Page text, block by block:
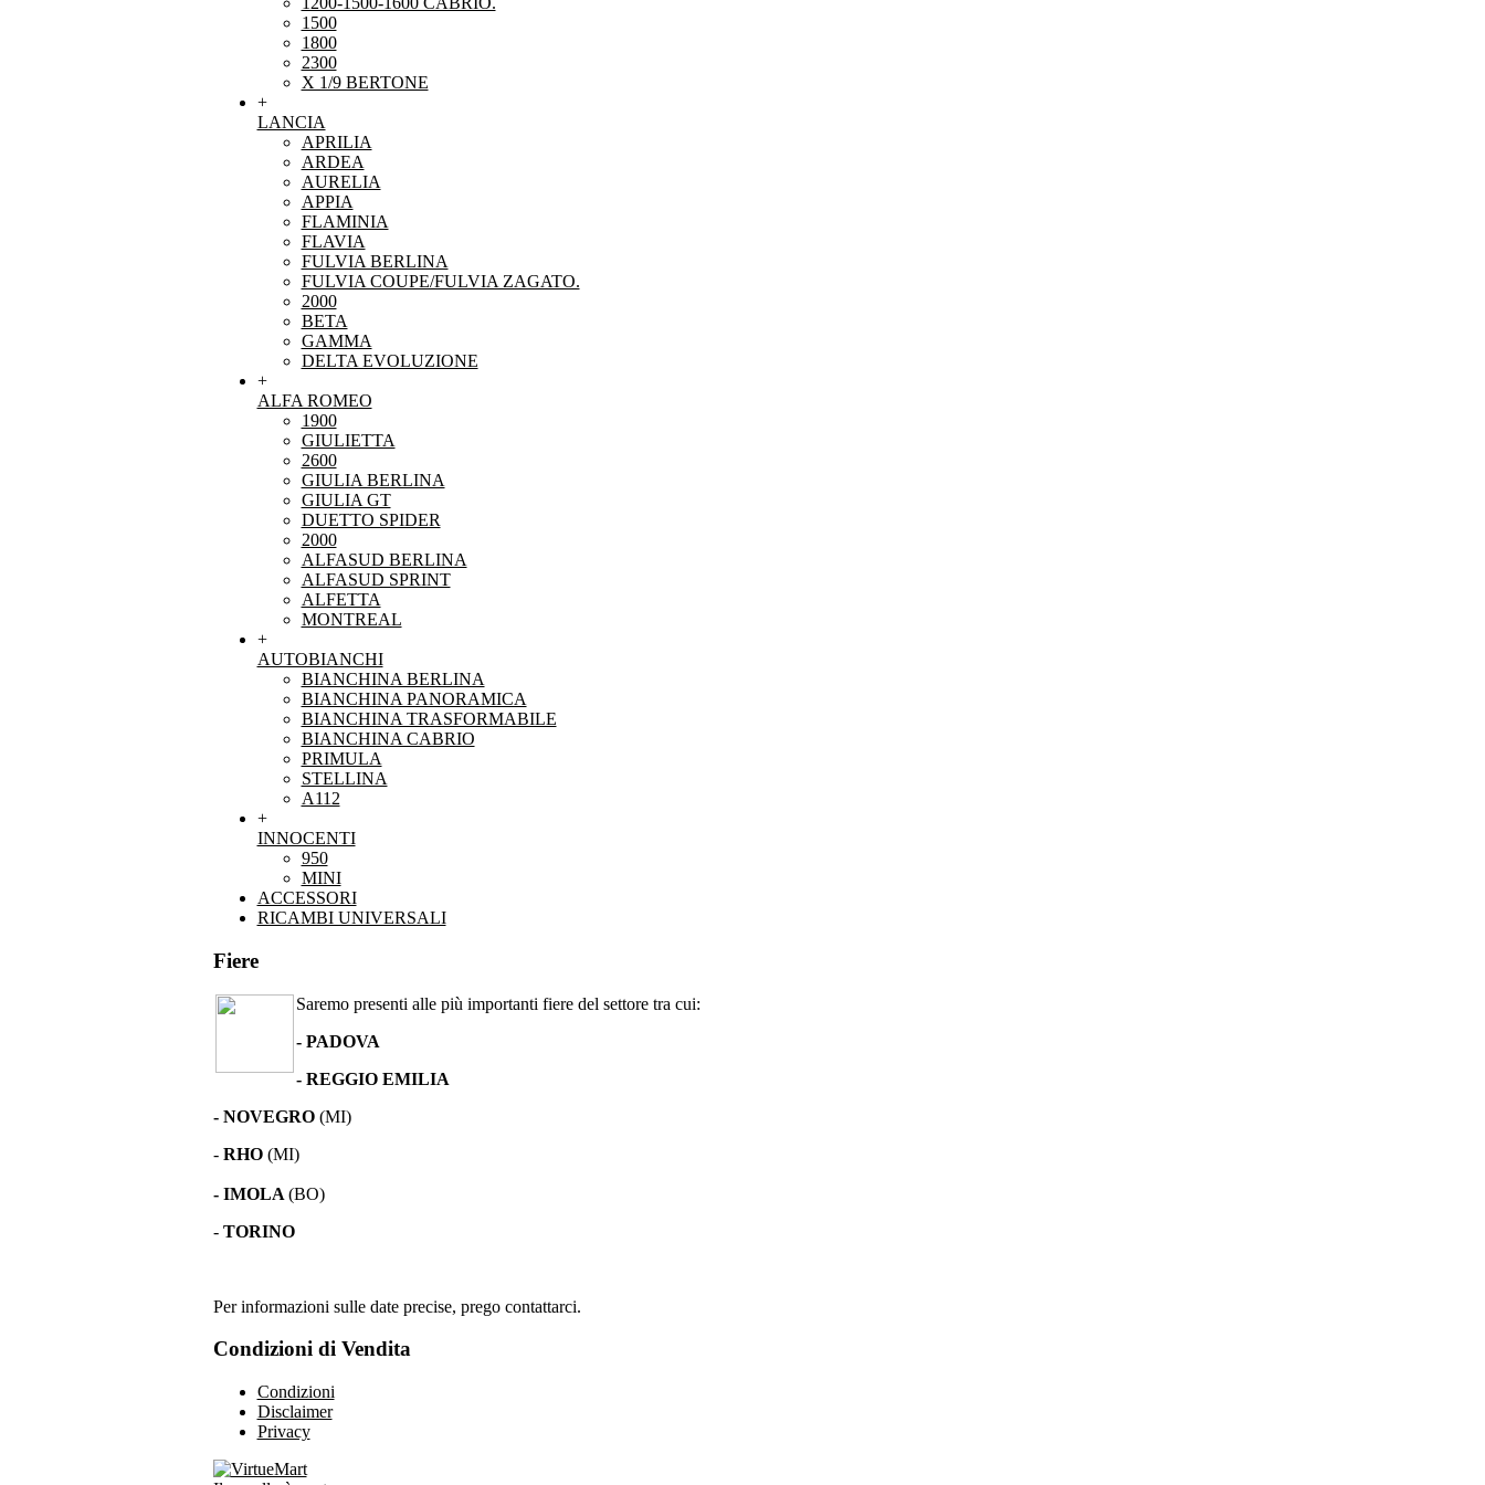
1500
1800
2300
X 1/9 BERTONE
+
LANCIA
APRILIA
ARDEA
AURELIA
APPIA
FLAMINIA
FLAVIA
FULVIA BERLINA
FULVIA COUPE/FULVIA ZAGATO.
2000
BETA
GAMMA
DELTA EVOLUZIONE
+
ALFA ROMEO
1900
GIULIETTA
2600
GIULIA BERLINA
GIULIA GT
DUETTO SPIDER
2000
ALFASUD BERLINA
ALFASUD SPRINT
ALFETTA
MONTREAL
+
AUTOBIANCHI
BIANCHINA BERLINA
BIANCHINA PANORAMICA
BIANCHINA TRASFORMABILE
BIANCHINA CABRIO
PRIMULA
STELLINA
A112
+
INNOCENTI
950
MINI
ACCESSORI
RICAMBI UNIVERSALI
Fiere
Saremo presenti alle più importanti fiere del settore tra cui:
- PADOVA
- REGGIO EMILIA
- NOVEGRO(MI)
-RHO (MI)
- IMOLA (BO)
- TORINO
Per informazioni sulle date precise, prego contattarci.
Condizioni di Vendita
Condizioni
Disclaimer
Privacy